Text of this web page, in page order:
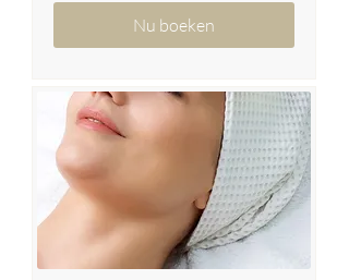
Nu boeken